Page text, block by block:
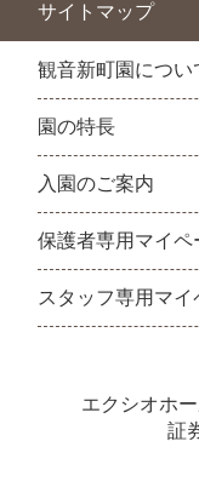
サイトマップ
観音新町園につい
園の特長
入園のご案内
保護者専用マイペ
スタッフ専用マイ
エクシオホ
証